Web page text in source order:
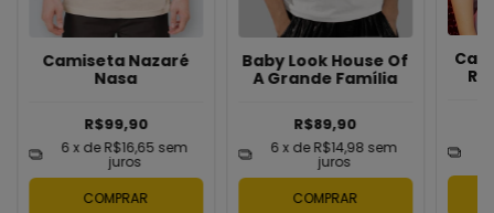
Camiseta Nazaré
Nasa
R$99,90
6 x deR$16,65 sem
juros
COMPRAR
Baby Look House Of
A Grande Família
R$89,90
6 x deR$14,98 sem
juros
COMPRAR